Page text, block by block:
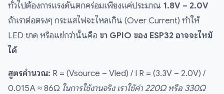
ทั่วไปต้องการแรงดันตกคร่อมเพียงแค่ประมาณ 1.8V – 2.0V
ถ้าเราต่อตรงๆ กระแสไฟจะไหลเกิน (Over Current) ทำให้
LED ขาด หรือแย่กว่านั้นคือ ขา GPIO ของ ESP32 อาจจะไหม้
ได้
สูตรคำนวณ: R = (Vsource – Vled) / I R = (3.3V – 2.0V) /
0.015A ≈ 86Ω ในการใช้งานจริง เราใช้ค่า 220Ω หรือ 330Ω